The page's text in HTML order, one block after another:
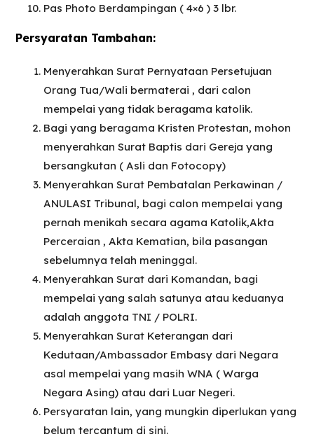
Pas Photo Berdampingan ( 4×6 ) 3 lbr.
Persyaratan Tambahan:
Menyerahkan Surat Pernyataan Persetujuan
Orang Tua/Wali bermaterai , dari calon
mempelai yang tidak beragama katolik.
Bagi yang beragama Kristen Protestan, mohon
menyerahkan Surat Baptis dari Gereja yang
bersangkutan ( Asli dan Fotocopy)
Menyerahkan Surat Pembatalan Perkawinan /
ANULASI Tribunal, bagi calon mempelai yang
pernah menikah secara agama Katolik,Akta
Perceraian , Akta Kematian, bila pasangan
sebelumnya telah meninggal.
Menyerahkan Surat dari Komandan, bagi
mempelai yang salah satunya atau keduanya
adalah anggota TNI / POLRI.
Menyerahkan Surat Keterangan dari
Kedutaan/Ambassador Embasy dari Negara
asal mempelai yang masih WNA ( Warga
Negara Asing) atau dari Luar Negeri.
Persyaratan lain, yang mungkin diperlukan yang
belum tercantum di sini.